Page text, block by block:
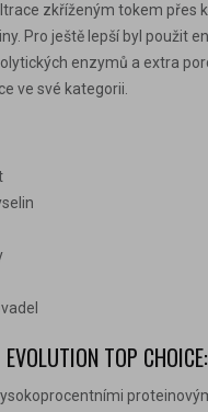
zkříženým tokem přes
Pro ještě lepší byl použit
enzymů a extra
ve své kategorii.
TOP CHOICE: